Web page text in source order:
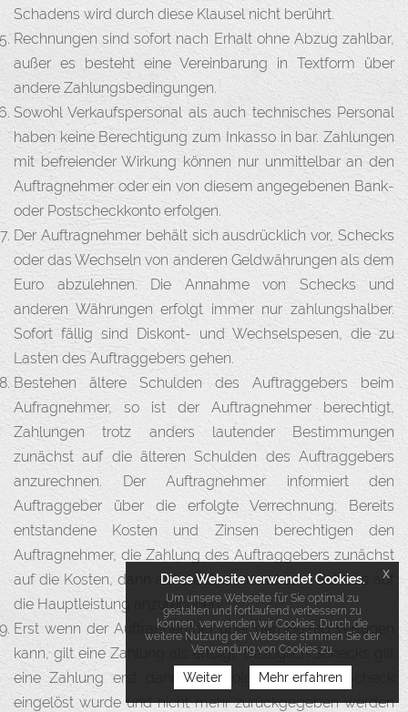
Schadens wird durch diese Klausel nicht berührt.
Rechnungen sind sofort nach Erhalt ohne Abzug zahlbar,
außer es besteht eine Vereinbarung in Textform über
andere Zahlungsbedingungen.
Sowohl Verkaufspersonal als auch technisches Personal
haben keine Berechtigung zum Inkasso in bar. Zahlungen
mit befreiender Wirkung können nur unmittelbar an den
Auftragnehmer oder ein von diesem angegebenen Bank-
oder Postscheckkonto erfolgen.
Der Auftragnehmer behält sich ausdrücklich vor, Schecks
oder das Wechseln von anderen Geldwährungen als dem
Euro abzulehnen. Die Annahme von Schecks und
anderen Währungen erfolgt immer nur zahlungshalber.
Sofort fällig sind Diskont- und Wechselspesen, die zu
Lasten des Auftraggebers gehen.
Bestehen ältere Schulden des Auftraggebers beim
Aufragnehmer, so ist der Auftragnehmer berechtigt,
Zahlungen trotz anders lautender Bestimmungen
zunächst auf die älteren Schulden des Auftraggebers
anzurechnen. Der Auftragnehmer informiert den
Auftraggeber über die erfolgte Verrechnung. Bereits
entstandene Kosten und Zinsen berechtigen den
Auftragnehmer, die Zahlung des Auftraggebers zunächst
auf die Kosten, dann auf die Zinsen und zum Schluss auf
die Hauptleistung anzurechnen.
Erst wenn der Auftragnehmer über den Betrag verfügen
kann, gilt eine Zahlung als erfolgt. Bezüglich Schecks gilt
eine Zahlung erst dann als erfolgt, wenn der Scheck
eingelöst wurde und nicht mehr zurückgegeben werden
Diese Website verwendet Cookies.
Um unsere Webseite für Sie optimal zu
gestalten und fortlaufend verbessern zu
können, verwenden wir Cookies. Durch die
weitere Nutzung der Webseite stimmen Sie der
Verwendung von Cookies zu.
Weiter Mehr erfahren
x